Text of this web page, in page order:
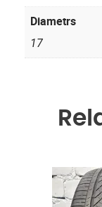
Diametrs
17